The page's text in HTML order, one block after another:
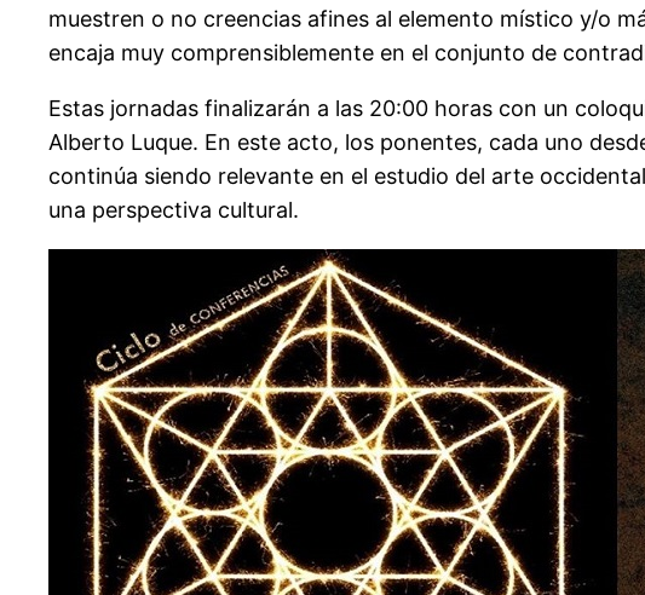
muestren o no creencias afines al elemento místico y/o
encaja muy comprensiblemente en el conjunto de
Estas jornadas finalizarán a las 20:00 horas con un
Alberto Luque. En este acto, los ponentes, cada uno
continúa siendo relevante en el estudio del arte
una perspectiva cultural.